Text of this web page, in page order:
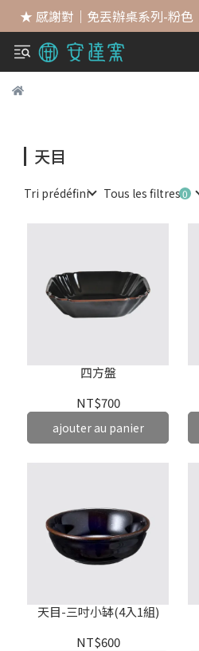
★ 感謝對｜免丟辦桌系列-粉
天目
Tri prédéfini Tous les filtres
四方盤
NT$700
ajouter au panier
天目-三吋小缽(4入1組)
NT$600